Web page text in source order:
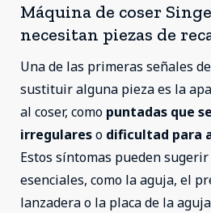
Máquina de coser
necesitan piezas de
Una de las primeras señales
sustituir alguna pieza es la
al coser, como puntadas que
irregulareso dificultad para
Estos síntomas pueden
esenciales, como la aguja, el
lanzadera o la placa de la